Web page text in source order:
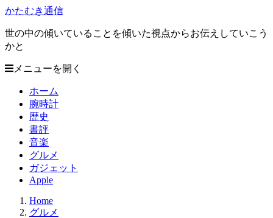
かたむき通信
世の中の傾いていることを傾いた視点からお伝えしていこう
かと
メニューを開く
ホーム
腕時計
歴史
書評
音楽
グルメ
ガジェット
Apple
Home
グルメ